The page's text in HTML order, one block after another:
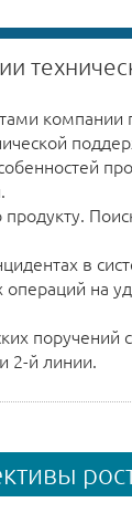
продукту.
в
на
поручений
2-й линии.